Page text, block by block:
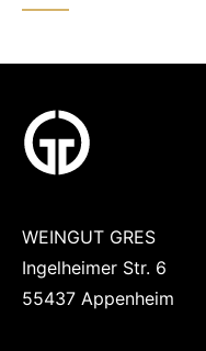
WEINGUT GRES
Ingelheimer Str. 6
55437 Appenheim